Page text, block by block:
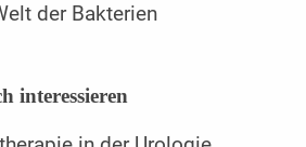
der Bakterien
interessieren